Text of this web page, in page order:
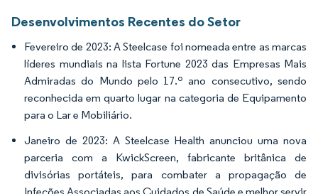
Desenvolvimentos Recentes do Setor
Fevereiro de 2023: A Steelcase foi nomeada entre as marcas
líderes mundiais na lista Fortune 2023 das Empresas Mais
Admiradas do Mundo pelo 17.º ano consecutivo, sendo
reconhecida em quarto lugar na categoria de Equipamento
para o Lar e Mobiliário.
Janeiro de 2023: A Steelcase Health anunciou uma nova
parceria com a KwickScreen, fabricante britânica de
divisórias portáteis, para combater a propagação de